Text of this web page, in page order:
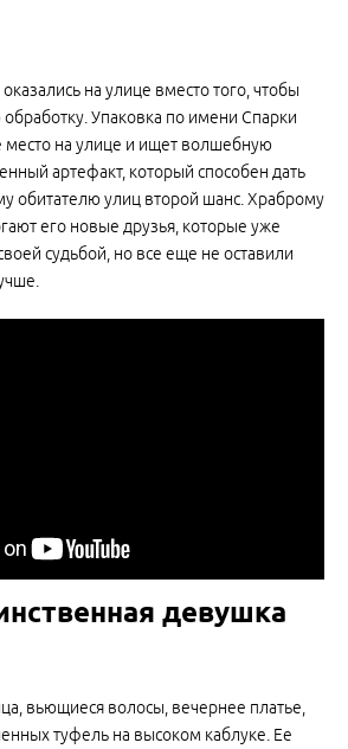
на улице вместо того, чтобы
Упаковка по имени Спарки
место на улице и ищет волшебную
артефакт, который способен дать
обитателю улиц второй шанс. Храброму
его новые друзья, которые уже
судьбой, но все еще не оставили
девушка
вьющиеся волосы, вечернее платье,
туфель на высоком каблуке. Ее